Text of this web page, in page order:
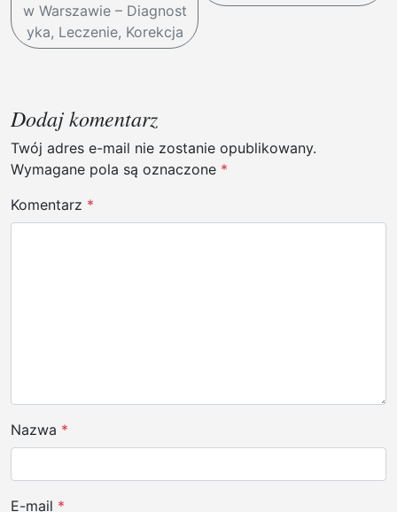
w
i
c
j
a
w
p
w Warszawie – Diagnost
yka, Leczenie, Korekcja
Dodaj komentarz
Twój adres e-mail nie zostanie opublikowany.
Wymagane pola są oznaczone *
Komentarz *
Nazwa *
E-mail *